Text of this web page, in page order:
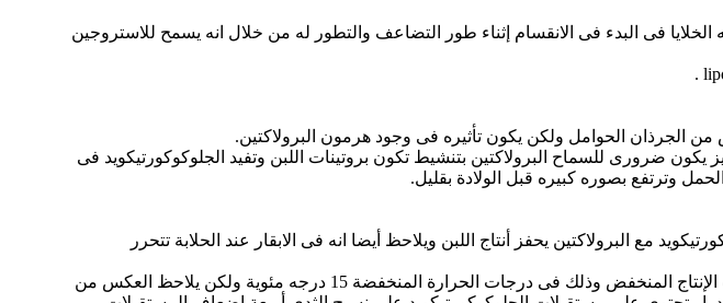
فى البدء فى الانقسام إثناء طور التضاعف والتطور له من خلال انه يسمح للاستروجين
يكون ضرورى للسماح البرولاكتين بتنشيط تكون بروتينات اللبن وتفيد الجلوكوكورتيكويد فى
وترتفع بصوره كبيره قبل الولادة بقليل.
مع البرولاكتين يحفز أنتاج اللبن ويلاحظ أيضا انه فى الابقار عند الحلابة تتحرر
ويلاحظ ان الابقار ذات الادرار العالى تتمتع بتركيزات من الجلوكوكورتيكويد اعلي من الأبقار ذات الإنتاج المنخفض وذلك فى درجات الحرارة المنخفضة 15 درجه مئوية ولكن يلاحظ العكس من